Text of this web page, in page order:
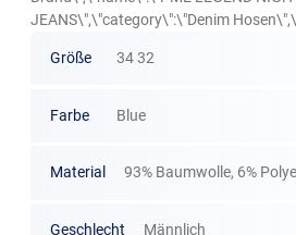
JEANS\",\"category\":\"Denim
Größe 34 32
Farbe Blue
Material 93% Baumwolle, 6%
Geschlecht Männlich